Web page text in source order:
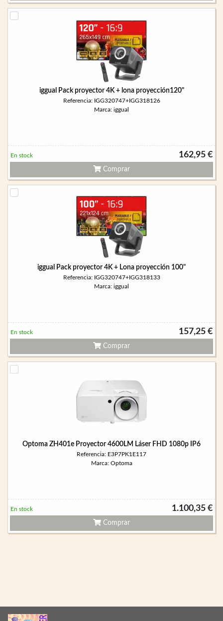
iggual Pack proyector 4K + lona proyección120"
Referencia: IGG320747+IGG318126
Marca: iggual
162,95 €
En stock
Comprar
iggual Pack proyector 4K + Lona proyección 100"
Referencia: IGG320747+IGG318133
Marca: iggual
157,25 €
En stock
Comprar
Optoma ZH401e Proyector 4600LM Láser FHD 1080p IP6
Referencia: E3P7PK1E117
Marca: Optoma
1.100,35 €
En stock
Comprar